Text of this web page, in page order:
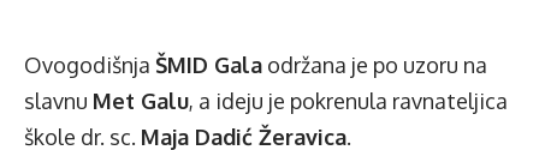
Ovogodišnja ŠMID Gala održana je po uzoru na
slavnu Met Galu, a ideju je pokrenula ravnateljica
škole dr. sc. Maja Dadić Žeravica.